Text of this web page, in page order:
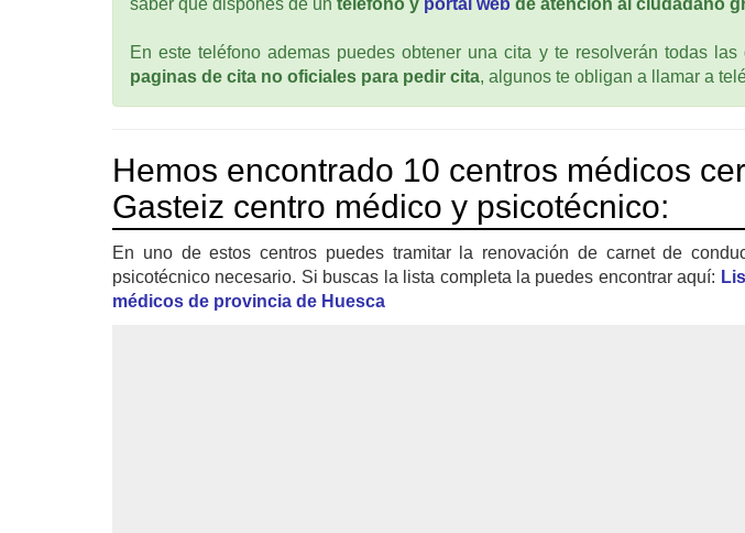
En este teléfono ademas puedes obtener una cita y te resolverán todas las
paginas de cita no oficiales para pedir cita, algunos te obligan a llamar a
Hemos encontrado 10 centros médicos
Gasteiz centro médico y psicotécnico:
En uno de estos centros puedes tramitar la renovación de carnet de
psicotécnico necesario. Si buscas la lista completa la puedes encontrar aquí:
médicos de provincia de Huesca